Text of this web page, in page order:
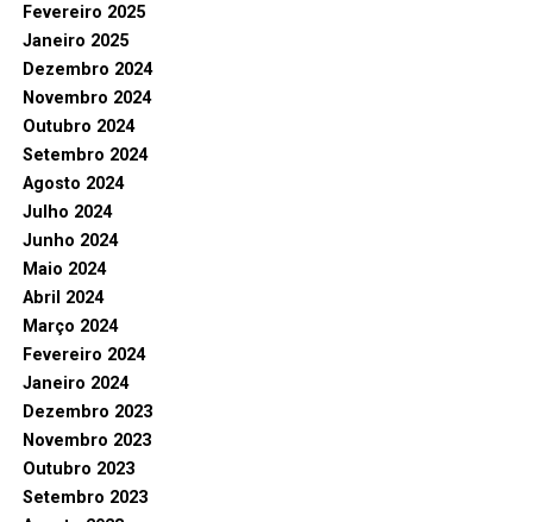
Fevereiro 2025
Janeiro 2025
Dezembro 2024
Novembro 2024
Outubro 2024
Setembro 2024
Agosto 2024
Julho 2024
Junho 2024
Maio 2024
Abril 2024
Março 2024
Fevereiro 2024
Janeiro 2024
Dezembro 2023
Novembro 2023
Outubro 2023
Setembro 2023